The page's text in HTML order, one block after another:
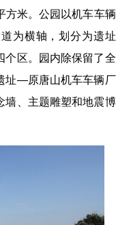
方米。公园以机车车辆
为横轴，划分为遗址
个区。园内除保留了全
址—原唐山机车车辆厂
墙、主题雕塑和地震博